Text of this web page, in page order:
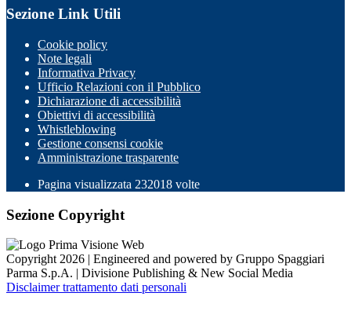
Sezione Link Utili
Cookie policy
Note legali
Informativa Privacy
Ufficio Relazioni con il Pubblico
Dichiarazione di accessibilità
Obiettivi di accessibilità
Whistleblowing
Gestione consensi cookie
Amministrazione trasparente
Pagina visualizzata 232018 volte
Sezione Copyright
Copyright 2026 | Engineered and powered by Gruppo Spaggiari
Parma S.p.A. | Divisione Publishing & New Social Media
Disclaimer trattamento dati personali